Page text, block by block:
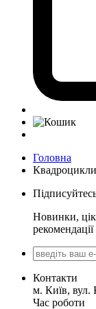
Головна
Квадроцикли
Новинки,
рекомендації
Контакти
м. Київ, вул.
Час роботи